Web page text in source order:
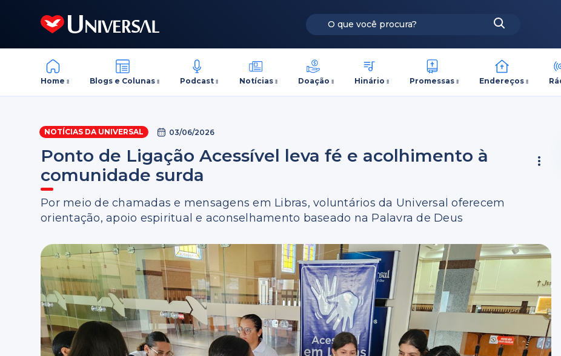
Home Blogs e Colunas Podcast Notícias Doação Hinário Promessas Endereços
NOTÍCIAS DA UNIVERSAL 03/06/2026
Ponto de Ligação Acessível leva fé e acolhimento à
comunidade surda
Por meio de chamadas e mensagens em Libras, voluntários da Universal oferecem
orientação, apoio espiritual e aconselhamento baseado na Palavra de Deus